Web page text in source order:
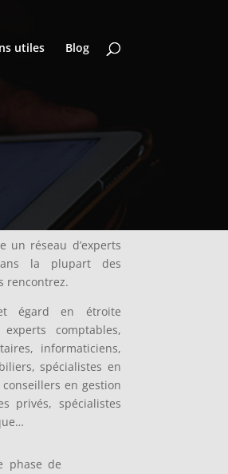
utiles Blog
un réseau d’experts
la plupart des
rencontrez.
égard en étroite
comptables,
informaticiens,
spécialistes en
en gestion
privés, spécialistes
phase de